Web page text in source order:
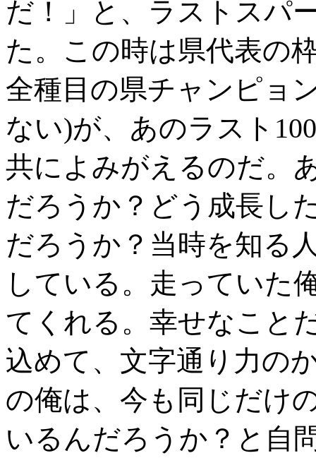
だ！」と、ラストスパ
た。この時は県代表の
全種目の県チャンピョ
ない)が、あのラスト
共によみがえるのだ。
だろうか？どう成長し
だろうか？当時を知る
している。走っていた
てくれる。幸せなこと
込めて、文字通り力の
の俺は、今も同じだけ
いるんだろうか？と自